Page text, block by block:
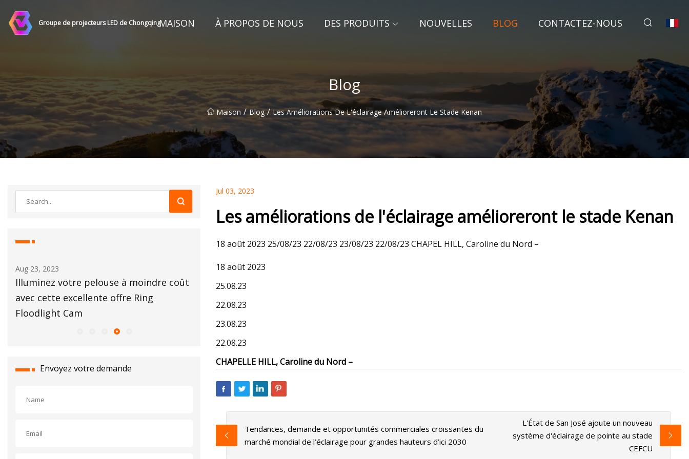
Groupe de projecteurs LED de ChongqingMAISON À PROPOS DE NOUS DES PRODUITS NOUVELLES BLOG CONTACTEZ-NOUS
Blog
Maison / Blog / Les Améliorations De L'éclairage Amélioreront Le Stade Kenan
Aug 23, 2023
Illuminez votre pelouse à moindre coût
avec cette excellente offre Ring
Floodlight Cam
Aug 17, 2023
Cette offre Ring Floodlight Cam
Envoyez votre demande
Jul 03, 2023
Les améliorations de l'éclairage amélioreront le stade Kenan
18 août 2023 25/08/23 22/08/23 23/08/23 22/08/23 CHAPEL HILL, Caroline du Nord –
18 août 2023
25.08.23
22.08.23
23.08.23
22.08.23
CHAPELLE HILL, Caroline du Nord –
Tendances, demande et opportunités commerciales croissantes du
marché mondial de l’éclairage pour grandes hauteurs d’ici 2030
L'État de San José ajoute un nouveau
système d'éclairage de pointe au stade
CEFCU